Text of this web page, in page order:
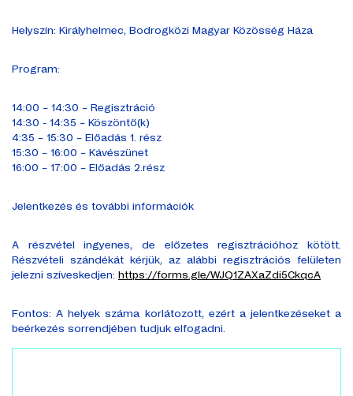
Helyszín: Királyhelmec, Bodrogközi Magyar Közösség Háza
Program:
14:00 – 14:30 – Regisztráció
14:30 - 14:35 – Köszöntő(k)
4:35 – 15:30 – Előadás 1. rész
15:30 – 16:00 – Kávészünet
16:00 – 17:00 – Előadás 2.rész
Jelentkezés és további információk
A részvétel ingyenes, de előzetes regisztrációhoz kötött.
Részvételi szándékát kérjük, az alábbi regisztrációs felületen
jelezni szíveskedjen: https://forms.gle/WJQ1ZAXaZdi5CkqcA
Fontos: A helyek száma korlátozott, ezért a jelentkezéseket a
beérkezés sorrendjében tudjuk elfogadni.